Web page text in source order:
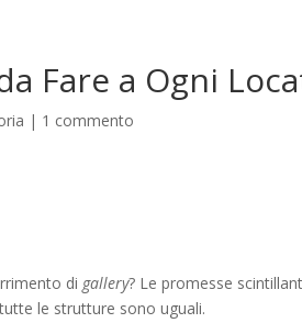
Fare a Ogni
| 1 commento
di gallery? Le promesse
le strutture sono uguali.